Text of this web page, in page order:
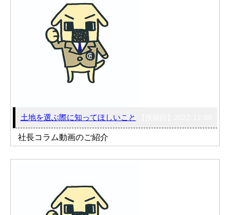
土地を選ぶ際に知ってほしいこと
社長コラム動画のご紹介